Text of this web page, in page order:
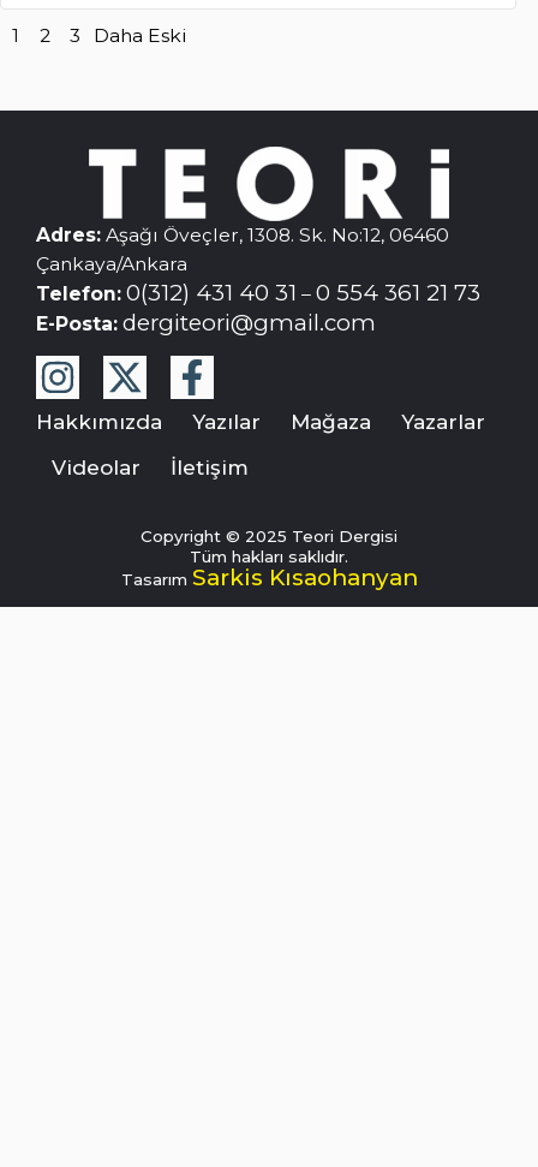
1 2 3 Daha Eski
Adres: Aşağı Öveçler, 1308. Sk. No:12, 06460
Çankaya/Ankara
Telefon: 0(312) 431 40 31 – 0 554 361 21 73
E-Posta: dergiteori@gmail.com
Hakkımızda Yazılar Mağaza
Yazarlar
Videolar
İletişim
Copyright © 2025 Teori Dergisi
Tüm hakları saklıdır.
Tasarım Sarkis Kısaohanyan